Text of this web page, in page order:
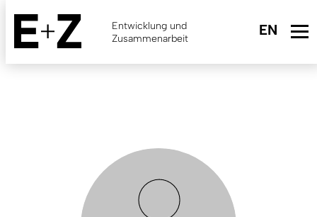
Skip
main
content
Entwicklung und
Zusammenarbeit